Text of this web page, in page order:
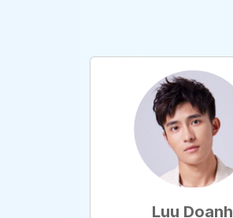
Luu Doanh